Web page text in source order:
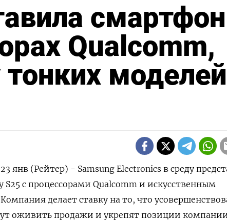
Qualcomm,
тонких моделей
(Рейтер) - Samsung Electronics в среду
с процессорами Qualcomm и искусственным
делает ставку на то, что
оживить продажи и укрепят позиции